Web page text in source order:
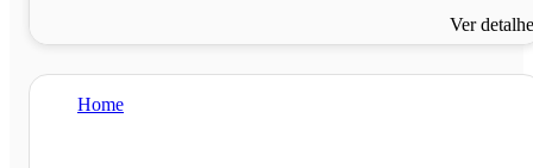
Ver
Home